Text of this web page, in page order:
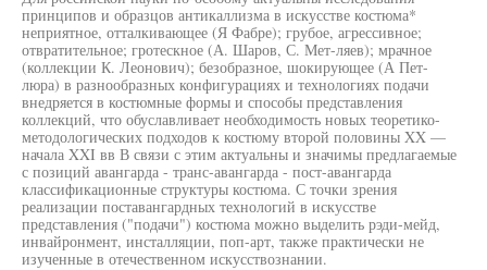
принципов и образцов антикаллизма в искусстве костюма*
неприятное, отталкивающее (Я Фабре); грубое, агрессивное;
отвратительное; гротескное (А. Шаров, С. Мет-ляев); мрачное
(коллекции К. Леонович); безобразное, шокирующее (А Пет-
люра) в разнообразных конфигурациях и технологиях подачи
внедряется в костюмные формы и способы представления
коллекций, что обуславливает необходимость новых теоретико-
методологических подходов к костюму второй половины XX —
начала XXI вв В связи с этим актуальны и значимы предлагаемые
с позиций авангарда - транс-авангарда - пост-авангарда
классификационные структуры костюма. С точки зрения
реализации поставангардных технологий в искусстве
представления ("подачи") костюма можно выделить рэди-мейд,
инвайронмент, инсталляции, поп-арт, также практически не
изученные в отечественном искусствознании.